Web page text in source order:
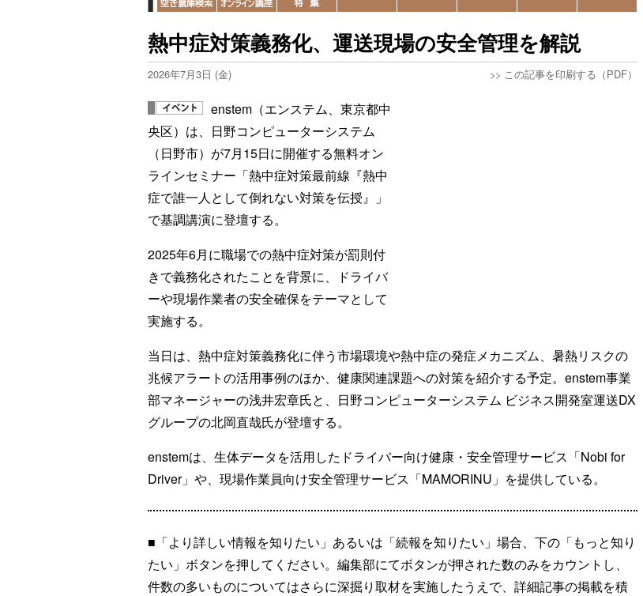
熱中症対策義務化、運送現場の安全管理を解説
2026年7月3日 (金) >> この記事を印刷する（PDF）
enstem（エンステム、東京都中
央区）は、日野コンピューターシステム
（日野市）が7月15日に開催する無料オン
ラインセミナー「熱中症対策最前線『熱中
症で誰一人として倒れない対策を伝授』」
で基調講演に登壇する。
2025年6月に職場での熱中症対策が罰則付
きで義務化されたことを背景に、ドライバ
ーや現場作業者の安全確保をテーマとして
実施する。
当日は、熱中症対策義務化に伴う市場環境や熱中症の発症メカニズム、暑熱リスクの
兆候アラートの活用事例のほか、健康関連課題への対策を紹介する予定。enstem事業
部マネージャーの浅井宏章氏と、日野コンピューターシステム ビジネス開発室運送DX
グループの北岡直哉氏が登壇する。
enstemは、生体データを活用したドライバー向け健康・安全管理サービス「Nobi for
Driver」や、現場作業員向け安全管理サービス「MAMORINU」を提供している。
■「より詳しい情報を知りたい」あるいは「続報を知りたい」場合、下の「もっと知り
たい」ボタンを押してください。編集部にてボタンが押された数のみをカウントし、
件数の多いものについてはさらに深掘り取材を実施したうえで、詳細記事の掲載を積